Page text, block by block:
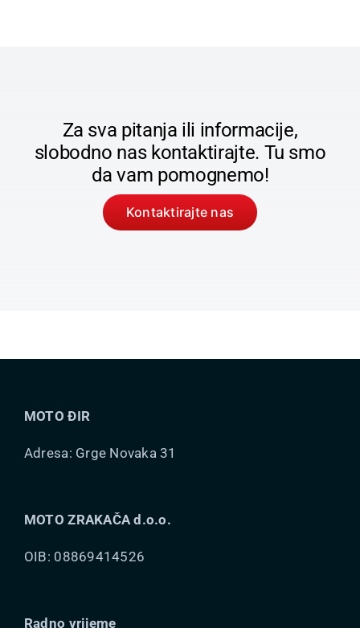
Za sva pitanja ili informacije,
slobodno nas kontaktirajte. Tu smo
da vam pomognemo!
Kontaktirajte nas
MOTO ĐIR
Adresa: Grge Novaka 31
MOTO ZRAKAČA d.o.o.
OIB: 08869414526
Radno vrijeme